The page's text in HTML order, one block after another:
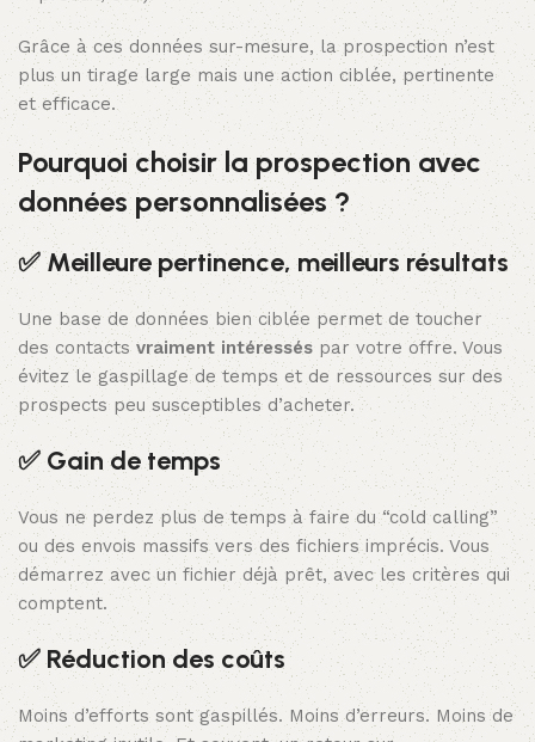
Grâce à ces données sur-mesure, la prospection n’est
plus un tirage large mais une action ciblée, pertinente
et efficace.
Pourquoi choisir la prospection avec
données personnalisées ?
✅ Meilleure pertinence, meilleurs résultats
Une base de données bien ciblée permet de toucher
des contactsvraiment intéressés par votre offre. Vous
évitez le gaspillage de temps et de ressources sur des
prospects peu susceptibles d’acheter.
✅ Gain de temps
Vous ne perdez plus de temps à faire du “cold calling”
ou des envois massifs vers des fichiers imprécis. Vous
démarrez avec un fichier déjà prêt, avec les critères qui
comptent.
✅ Réduction des coûts
Moins d’efforts sont gaspillés. Moins d’erreurs. Moins de